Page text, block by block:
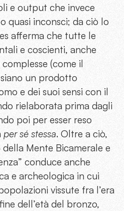
e output che invece
quasi inconsci; da ciò lo
afferma che tutte le
e coscienti, anche
(come il
un prodotto
e dei suoi sensi con il
rielaborata prima dagli
poi per esser reso
per sé stessa. Oltre a ciò,
Mente Bicamerale e
conduce anche
e archeologica in cui
vissute fra l’era
dell’età del bronzo,